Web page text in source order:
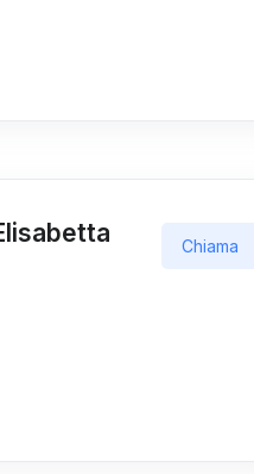
Chiama